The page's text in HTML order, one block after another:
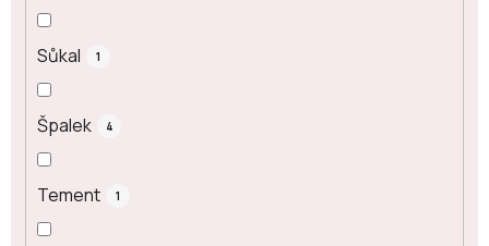
Sůkal 1
Špalek 4
Tement 1